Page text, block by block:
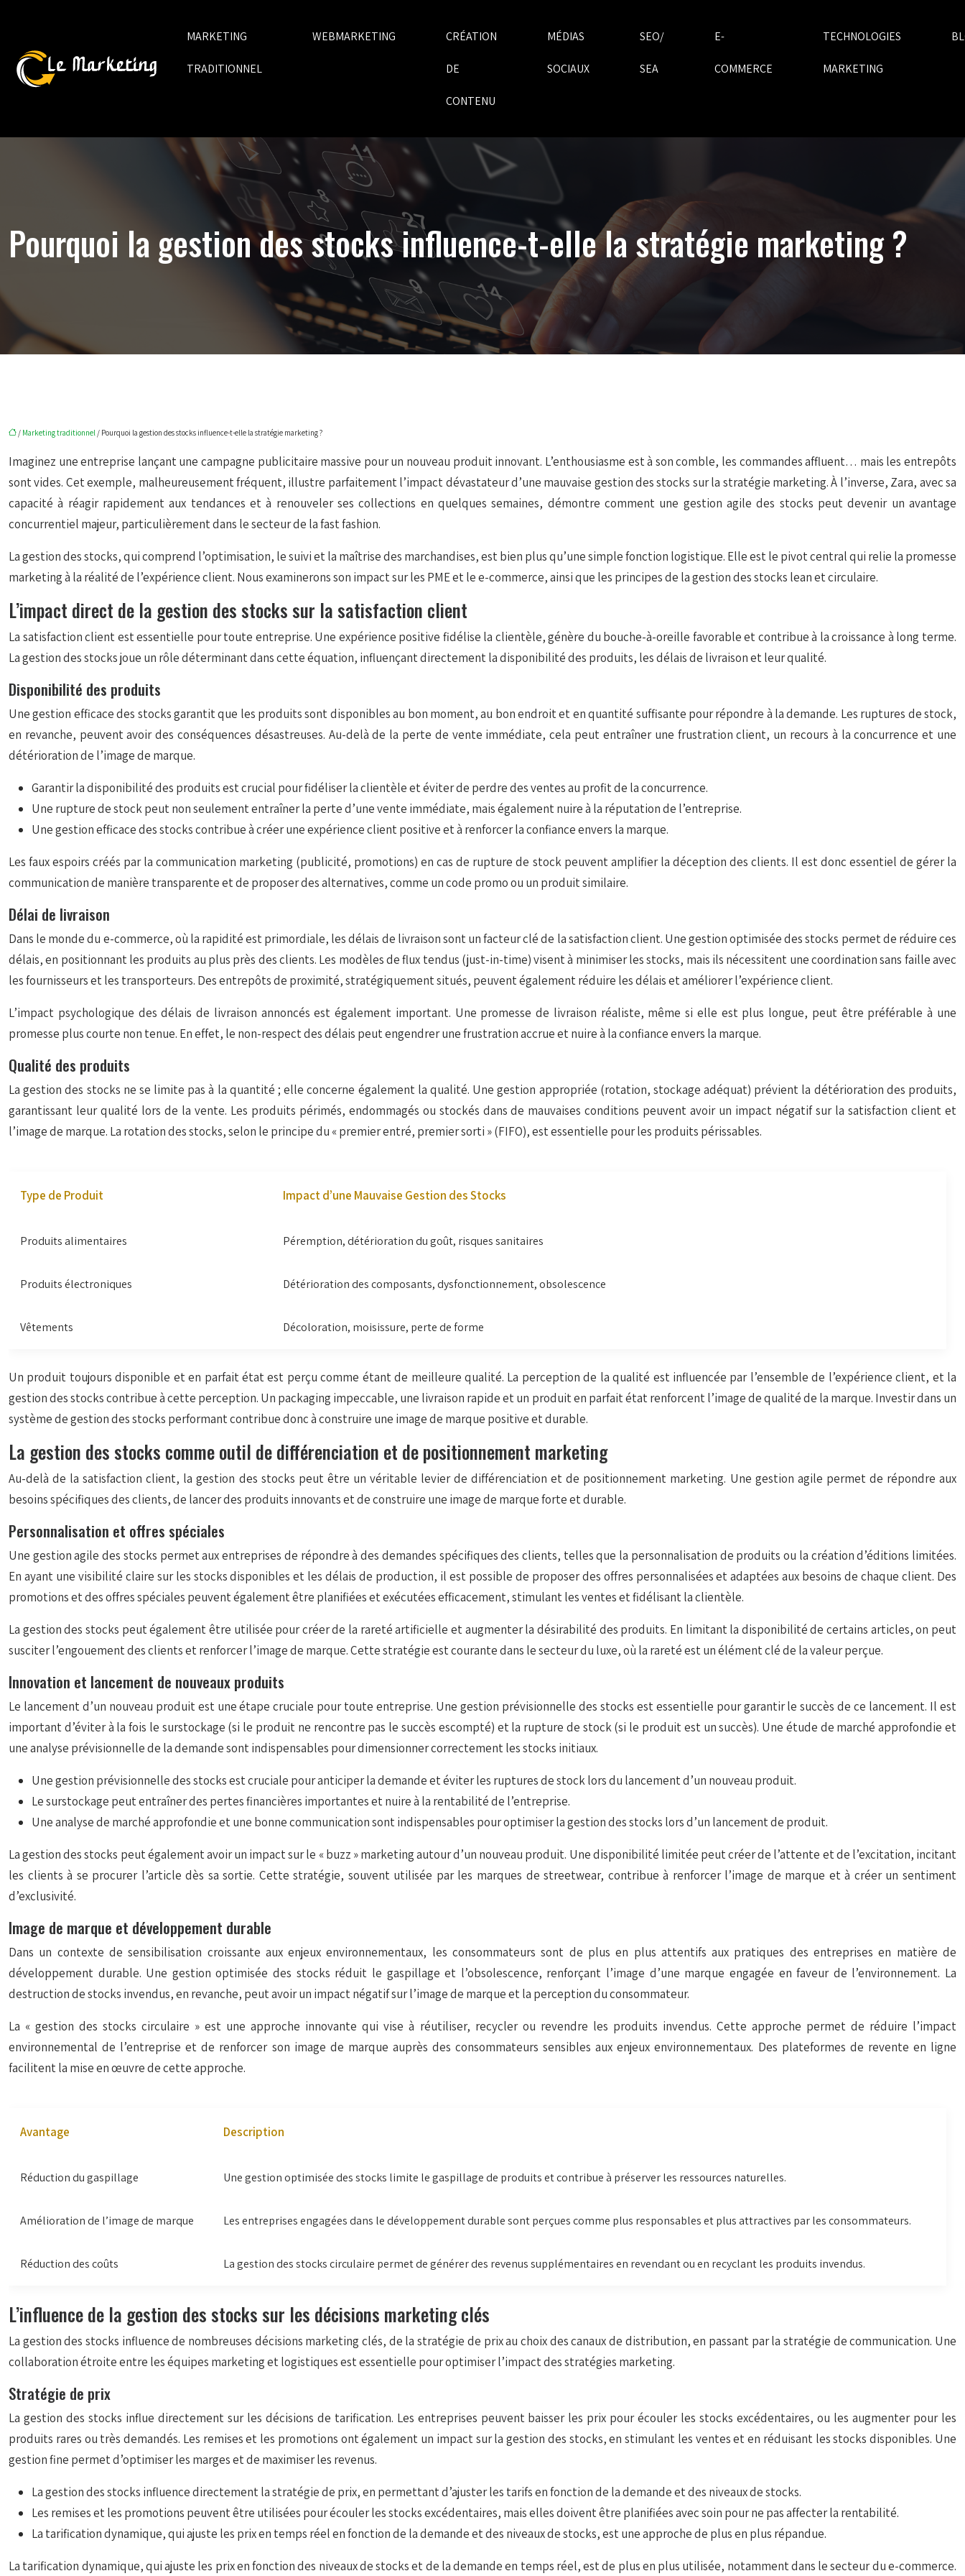
MARKETING
TRADITIONNEL
WEBMARKETING CRÉATION
DE
CONTENU
MÉDIAS
SOCIAUX
SEO/
SEA
E-
COMMERCE
TECHNOLOGIES
MARKETING
Pourquoi la gestion des stocks influence-t-elle la stratégie marketing ?
/ Marketing traditionnel / Pourquoi la gestion des stocks influence-t-elle la stratégie marketing ?
Imaginez une entreprise lançant une campagne publicitaire massive pour un nouveau produit innovant. L’enthousiasme est à son comble, les commandes affluent… mais les entrepôts
sont vides. Cet exemple, malheureusement fréquent, illustre parfaitement l’impact dévastateur d’une mauvaise gestion des stocks sur la stratégie marketing. À l’inverse, Zara, avec sa
capacité à réagir rapidement aux tendances et à renouveler ses collections en quelques semaines, démontre comment une gestion agile des stocks peut devenir un avantage
concurrentiel majeur, particulièrement dans le secteur de la fast fashion.
La gestion des stocks, qui comprend l’optimisation, le suivi et la maîtrise des marchandises, est bien plus qu’une simple fonction logistique. Elle est le pivot central qui relie la promesse
marketing à la réalité de l’expérience client. Nous examinerons son impact sur les PME et le e-commerce, ainsi que les principes de la gestion des stocks lean et circulaire.
L’impact direct de la gestion des stocks sur la satisfaction client
La satisfaction client est essentielle pour toute entreprise. Une expérience positive fidélise la clientèle, génère du bouche-à-oreille favorable et contribue à la croissance à long terme.
La gestion des stocks joue un rôle déterminant dans cette équation, influençant directement la disponibilité des produits, les délais de livraison et leur qualité.
Disponibilité des produits
Une gestion efficace des stocks garantit que les produits sont disponibles au bon moment, au bon endroit et en quantité suffisante pour répondre à la demande. Les ruptures de stock,
en revanche, peuvent avoir des conséquences désastreuses. Au-delà de la perte de vente immédiate, cela peut entraîner une frustration client, un recours à la concurrence et une
détérioration de l’image de marque.
Garantir la disponibilité des produits est crucial pour fidéliser la clientèle et éviter de perdre des ventes au profit de la concurrence.
Une rupture de stock peut non seulement entraîner la perte d’une vente immédiate, mais également nuire à la réputation de l’entreprise.
Une gestion efficace des stocks contribue à créer une expérience client positive et à renforcer la confiance envers la marque.
Les faux espoirs créés par la communication marketing (publicité, promotions) en cas de rupture de stock peuvent amplifier la déception des clients. Il est donc essentiel de gérer la
communication de manière transparente et de proposer des alternatives, comme un code promo ou un produit similaire.
Délai de livraison
Dans le monde du e-commerce, où la rapidité est primordiale, les délais de livraison sont un facteur clé de la satisfaction client. Une gestion optimisée des stocks permet de réduire ces
délais, en positionnant les produits au plus près des clients. Les modèles de flux tendus (just-in-time) visent à minimiser les stocks, mais ils nécessitent une coordination sans faille avec
les fournisseurs et les transporteurs. Des entrepôts de proximité, stratégiquement situés, peuvent également réduire les délais et améliorer l’expérience client.
L’impact psychologique des délais de livraison annoncés est également important. Une promesse de livraison réaliste, même si elle est plus longue, peut être préférable à une
promesse plus courte non tenue. En effet, le non-respect des délais peut engendrer une frustration accrue et nuire à la confiance envers la marque.
Qualité des produits
La gestion des stocks ne se limite pas à la quantité ; elle concerne également la qualité. Une gestion appropriée (rotation, stockage adéquat) prévient la détérioration des produits,
garantissant leur qualité lors de la vente. Les produits périmés, endommagés ou stockés dans de mauvaises conditions peuvent avoir un impact négatif sur la satisfaction client et
l’image de marque. La rotation des stocks, selon le principe du « premier entré, premier sorti » (FIFO), est essentielle pour les produits périssables.
Type de Produit Impact d’une Mauvaise Gestion des Stocks
Produits alimentaires Péremption, détérioration du goût, risques sanitaires
Produits électroniques Détérioration des composants, dysfonctionnement, obsolescence
Vêtements Décoloration, moisissure, perte de forme
Un produit toujours disponible et en parfait état est perçu comme étant de meilleure qualité. La perception de la qualité est influencée par l’ensemble de l’expérience client, et la
gestion des stocks contribue à cette perception. Un packaging impeccable, une livraison rapide et un produit en parfait état renforcent l’image de qualité de la marque. Investir dans un
système de gestion des stocks performant contribue donc à construire une image de marque positive et durable.
La gestion des stocks comme outil de différenciation et de positionnement marketing
Au-delà de la satisfaction client, la gestion des stocks peut être un véritable levier de différenciation et de positionnement marketing. Une gestion agile permet de répondre aux
besoins spécifiques des clients, de lancer des produits innovants et de construire une image de marque forte et durable.
Personnalisation et offres spéciales
Une gestion agile des stocks permet aux entreprises de répondre à des demandes spécifiques des clients, telles que la personnalisation de produits ou la création d’éditions limitées.
En ayant une visibilité claire sur les stocks disponibles et les délais de production, il est possible de proposer des offres personnalisées et adaptées aux besoins de chaque client. Des
promotions et des offres spéciales peuvent également être planifiées et exécutées efficacement, stimulant les ventes et fidélisant la clientèle.
La gestion des stocks peut également être utilisée pour créer de la rareté artificielle et augmenter la désirabilité des produits. En limitant la disponibilité de certains articles, on peut
susciter l’engouement des clients et renforcer l’image de marque. Cette stratégie est courante dans le secteur du luxe, où la rareté est un élément clé de la valeur perçue.
Innovation et lancement de nouveaux produits
Le lancement d’un nouveau produit est une étape cruciale pour toute entreprise. Une gestion prévisionnelle des stocks est essentielle pour garantir le succès de ce lancement. Il est
important d’éviter à la fois le surstockage (si le produit ne rencontre pas le succès escompté) et la rupture de stock (si le produit est un succès). Une étude de marché approfondie et
une analyse prévisionnelle de la demande sont indispensables pour dimensionner correctement les stocks initiaux.
Une gestion prévisionnelle des stocks est cruciale pour anticiper la demande et éviter les ruptures de stock lors du lancement d’un nouveau produit.
Le surstockage peut entraîner des pertes financières importantes et nuire à la rentabilité de l’entreprise.
Une analyse de marché approfondie et une bonne communication sont indispensables pour optimiser la gestion des stocks lors d’un lancement de produit.
La gestion des stocks peut également avoir un impact sur le « buzz » marketing autour d’un nouveau produit. Une disponibilité limitée peut créer de l’attente et de l’excitation, incitant
les clients à se procurer l’article dès sa sortie. Cette stratégie, souvent utilisée par les marques de streetwear, contribue à renforcer l’image de marque et à créer un sentiment
d’exclusivité.
Image de marque et développement durable
Dans un contexte de sensibilisation croissante aux enjeux environnementaux, les consommateurs sont de plus en plus attentifs aux pratiques des entreprises en matière de
développement durable. Une gestion optimisée des stocks réduit le gaspillage et l’obsolescence, renforçant l’image d’une marque engagée en faveur de l’environnement. La
destruction de stocks invendus, en revanche, peut avoir un impact négatif sur l’image de marque et la perception du consommateur.
La « gestion des stocks circulaire » est une approche innovante qui vise à réutiliser, recycler ou revendre les produits invendus. Cette approche permet de réduire l’impact
environnemental de l’entreprise et de renforcer son image de marque auprès des consommateurs sensibles aux enjeux environnementaux. Des plateformes de revente en ligne
facilitent la mise en œuvre de cette approche.
Avantage Description
Réduction du gaspillage Une gestion optimisée des stocks limite le gaspillage de produits et contribue à préserver les ressources naturelles.
Amélioration de l’image de marque Les entreprises engagées dans le développement durable sont perçues comme plus responsables et plus attractives par les consommateurs.
Réduction des coûts La gestion des stocks circulaire permet de générer des revenus supplémentaires en revendant ou en recyclant les produits invendus.
L’influence de la gestion des stocks sur les décisions marketing clés
La gestion des stocks influence de nombreuses décisions marketing clés, de la stratégie de prix au choix des canaux de distribution, en passant par la stratégie de communication. Une
collaboration étroite entre les équipes marketing et logistiques est essentielle pour optimiser l’impact des stratégies marketing.
Stratégie de prix
La gestion des stocks influe directement sur les décisions de tarification. Les entreprises peuvent baisser les prix pour écouler les stocks excédentaires, ou les augmenter pour les
produits rares ou très demandés. Les remises et les promotions ont également un impact sur la gestion des stocks, en stimulant les ventes et en réduisant les stocks disponibles. Une
gestion fine permet d’optimiser les marges et de maximiser les revenus.
La gestion des stocks influence directement la stratégie de prix, en permettant d’ajuster les tarifs en fonction de la demande et des niveaux de stocks.
Les remises et les promotions peuvent être utilisées pour écouler les stocks excédentaires, mais elles doivent être planifiées avec soin pour ne pas affecter la rentabilité.
La tarification dynamique, qui ajuste les prix en temps réel en fonction de la demande et des niveaux de stocks, est une approche de plus en plus répandue.
La tarification dynamique, qui ajuste les prix en fonction des niveaux de stocks et de la demande en temps réel, est de plus en plus utilisée, notamment dans le secteur du e-commerce.